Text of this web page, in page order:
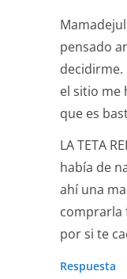
pensado
decidirme.
el sitio me
que es
LA TETA
había de
ahí una
comprarla
por si te
Respuesta